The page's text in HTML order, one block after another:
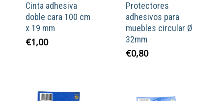
Cinta adhesiva
doble cara 100 cm
x 19 mm
€1,00
Protectores
adhesivos para
muebles circular Ø
32mm
€0,80